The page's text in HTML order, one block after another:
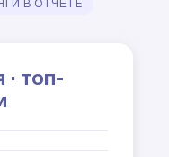
В ОТЧЁТЕ
· топ-